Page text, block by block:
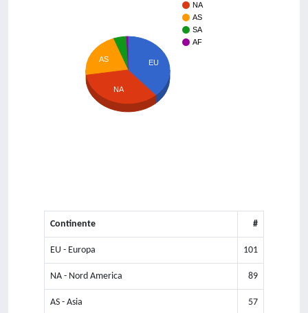
NA
AS
SA
AF
EU
AS
NA
Continente #
EU - Europa 101
NA - Nord America 89
AS - Asia 57